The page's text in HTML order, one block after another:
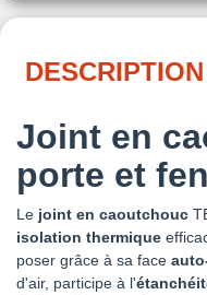
DESCRIPTION
Joint en
porte et
Le joint en caoutchouc
isolation thermique
poser grâce à sa face
d'air, participe à l'